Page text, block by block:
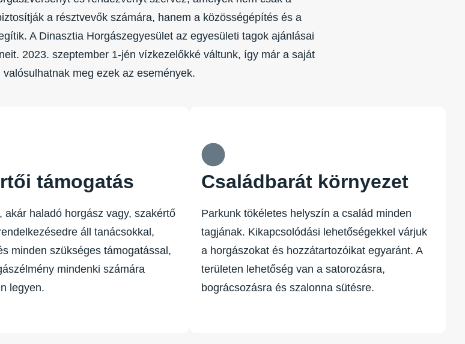
a résztvevők számára, hanem a közösségépítés és a
A Dinasztia Horgászegyesület az egyesületi tagok ajánlásai
2023. szeptember 1-jén vízkezelőkké váltunk, így már a saját
meg ezek az események.
támogatás
akár haladó horgász vagy, szakértő
áll tanácsokkal,
minden szükséges támogatással,
mindenki számára
legyen.
Családbarát környezet
Parkunk tökéletes helyszín a család minden
tagjának. Kikapcsolódási lehetőségekkel várjuk
a horgászokat és hozzátartozóikat egyaránt. A
területen lehetőség van a satorozásra,
bográcsozásra és szalonna sütésre.